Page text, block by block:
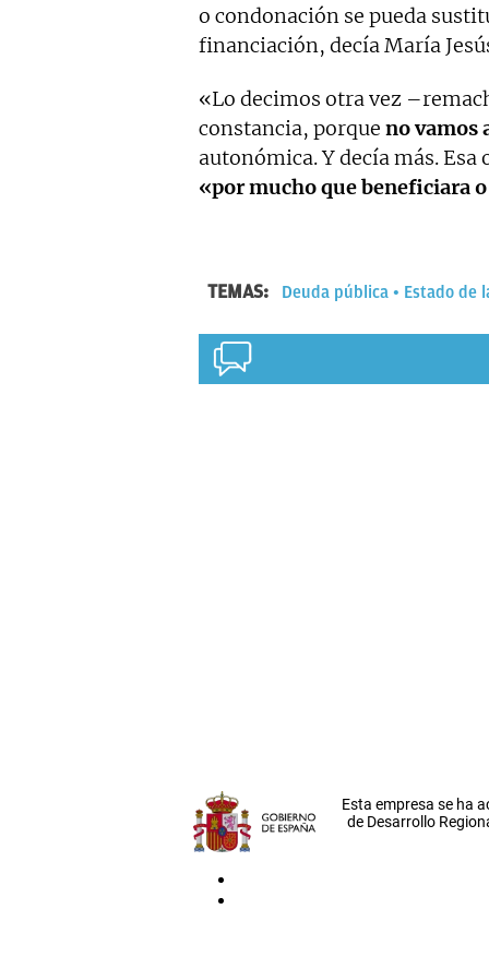
o condonación se pueda
financiación, decía María
«Lo decimos otra vez
constancia, porque no vamos
autonómica. Y decía más.
«por mucho que beneficiara
TEMAS: Deuda pública Estado de
Esta empresa se ha
de Desarrollo